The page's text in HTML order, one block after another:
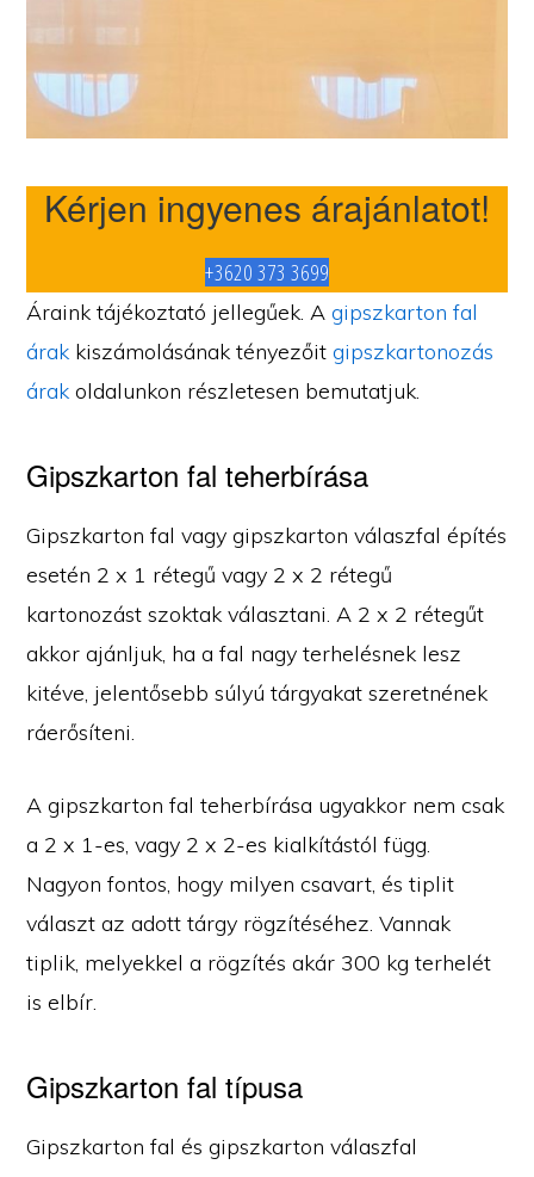
Kérjen ingyenes árajánlatot!
+3620 373 3699
Áraink tájékoztató jellegűek. Agipszkarton fal
árak kiszámolásának tényezőitgipszkartonozás
árak oldalunkon részletesen bemutatjuk.
Gipszkarton fal teherbírása
Gipszkarton fal vagy gipszkarton válaszfal építés
esetén 2 x 1 rétegű vagy 2 x 2 rétegű
kartonozást szoktak választani. A 2 x 2 rétegűt
akkor ajánljuk, ha a fal nagy terhelésnek lesz
kitéve, jelentősebb súlyú tárgyakat szeretnének
ráerősíteni.
A gipszkarton fal teherbírása ugyakkor nem csak
a 2 x 1-es, vagy 2 x 2-es kialkítástól függ.
Nagyon fontos, hogy milyen csavart, és tiplit
választ az adott tárgy rögzítéséhez. Vannak
tiplik, melyekkel a rögzítés akár 300 kg terhelét
is elbír.
Gipszkarton fal típusa
Gipszkarton fal és gipszkarton válaszfal